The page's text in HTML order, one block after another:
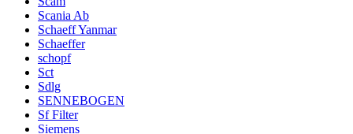
Scania Ab
Schaeff Yanmar
Schaeffer
schopf
Sct
Sdlg
SENNEBOGEN
Sf Filter
Siemens